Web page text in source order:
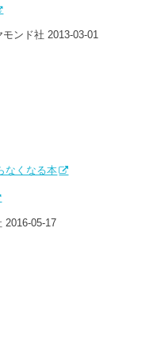
ンド社 2013-03-01
なくなる本
2016-05-17